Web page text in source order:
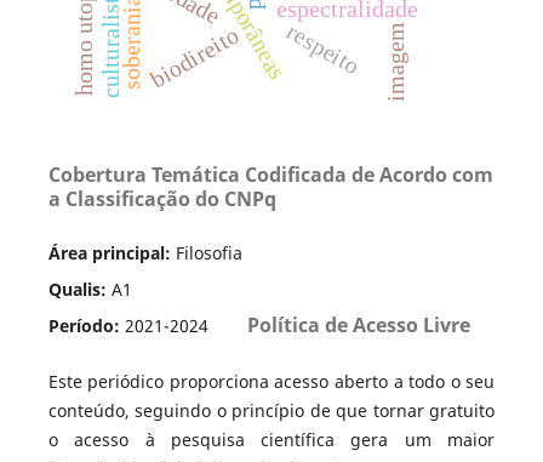
biodireito
espectralidade
soberania respeito imagem
Cobertura Temática Codificada de Acordo com
a Classificação do CNPq
Área principal: Filosofia
Qualis: A1
Período: 2021-2024 Política de Acesso Livre
Este periódico proporciona acesso aberto a todo o seu
conteúdo, seguindo o princípio de que tornar gratuito
o acesso à pesquisa científica gera um maior